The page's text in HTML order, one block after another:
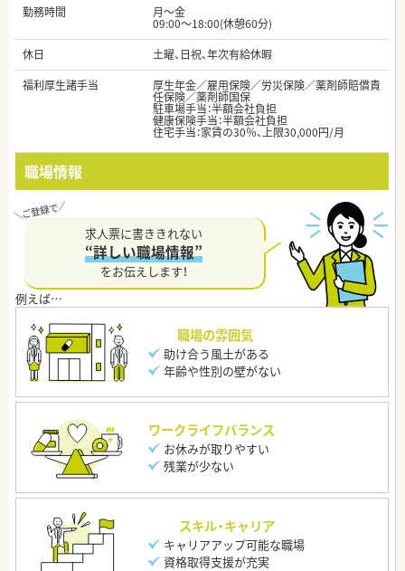
勤務時間
月～金
09:00～18:00(休憩60分)
休日
土曜、日祝、年次有給休暇
福利厚生諸手当
厚生年金／雇用保険／労災保険／薬剤師賠償責
任保険／薬剤師国保
駐車場手当：半額会社負担
健康保険手当：半額会社負担
住宅手当：家賃の30％、上限30,000円/月
職場情報
求人票に書ききれない
“詳しい職場情報”
をお伝えします！
職場の雰囲気
助け合う風土がある
年齢や性別の壁がない
ワークライフバランス
お休みが取りやすい
残業が少ない
スキル・キャリア
キャリアアップ可能な職場
資格取得支援が充実